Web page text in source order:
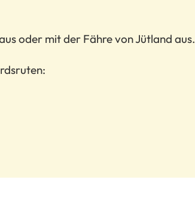
oder mit der Fähre von Jütland aus.